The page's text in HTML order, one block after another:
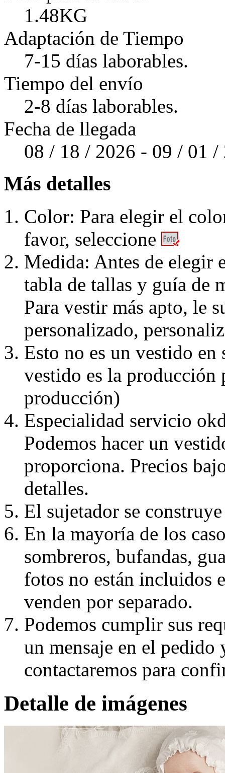
1.48KG
Adaptación de Tiempo
7-15 días laborables.
Tiempo del envío
2-8 días laborables.
Fecha de llegada
08 / 18 / 2026 - 09 / 01 /
Más detalles
Color: Para elegir el
favor, seleccione
Medida: Antes de elegir
tabla de tallas y guía de
Para vestir más apto, le
personalizado,
Esto no es un vestido
vestido es la producción
producción)
Especialidad servicio
Podemos hacer un
proporciona. Precios
detalles.
El sujetador se
En la mayoría de los
sombreros, bufandas,
fotos no están incluidos
venden por separado.
Podemos cumplir sus
un mensaje en el pedido
contactaremos para
Detalle de imágenes